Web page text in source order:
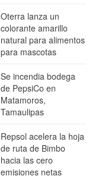
Oterra lanza un
colorante amarillo
natural para alimentos
para mascotas
Se incendia bodega
de PepsiCo en
Matamoros,
Tamaulipas
Repsol acelera la hoja
de ruta de Bimbo
hacia las cero
emisiones netas